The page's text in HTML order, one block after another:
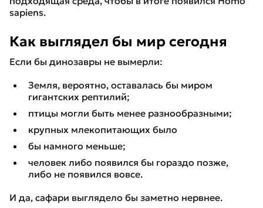
sapiens.
Как выглядел бы мир сегодня
Если бы динозавры не вымерли:
Земля, вероятно, оставалась бы миром
гигантских рептилий;
птицы могли быть менее разнообразными;
крупных млекопитающих было
бы намного меньше;
человек либо появился бы гораздо позже,
либо не появился вовсе.
И да, сафари выглядело бы заметно нервнее.